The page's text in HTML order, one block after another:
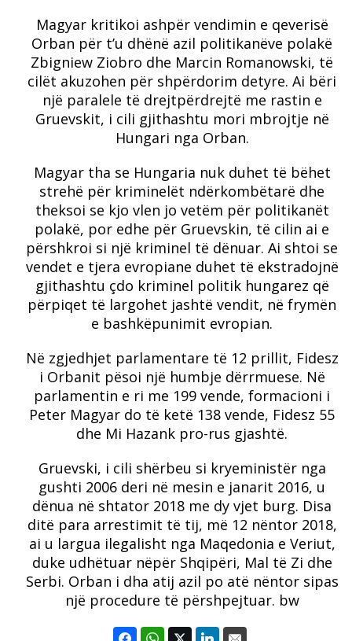
Magyar kritikoi ashpër vendimin e qeverisë
Orban për t’u dhënë azil politikanëve polakë
Zbigniew Ziobro dhe Marcin Romanowski, të
cilët akuzohen për shpërdorim detyre. Ai bëri
një paralele të drejtpërdrejtë me rastin e
Gruevskit, i cili gjithashtu mori mbrojtje në
Hungari nga Orban.
Magyar tha se Hungaria nuk duhet të bëhet
strehë për kriminelët ndërkombëtarë dhe
theksoi se kjo vlen jo vetëm për politikanët
polakë, por edhe për Gruevskin, të cilin ai e
përshkroi si një kriminel të dënuar. Ai shtoi se
vendet e tjera evropiane duhet të ekstradojnë
gjithashtu çdo kriminel politik hungarez që
përpiqet të largohet jashtë vendit, në frymën
e bashkëpunimit evropian.
Në zgjedhjet parlamentare të 12 prillit, Fidesz
i Orbanit pësoi një humbje dërrmuese. Në
parlamentin e ri me 199 vende, formacioni i
Peter Magyar do të ketë 138 vende, Fidesz 55
dhe Mi Hazank pro-rus gjashtë.
Gruevski, i cili shërbeu si kryeministër nga
gushti 2006 deri në mesin e janarit 2016, u
dënua në shtator 2018 me dy vjet burg. Disa
ditë para arrestimit të tij, më 12 nëntor 2018,
ai u largua ilegalisht nga Maqedonia e Veriut,
duke udhëtuar nëpër Shqipëri, Mal të Zi dhe
Serbi. Orban i dha atij azil po atë nëntor sipas
një procedure të përshpejtuar. bw